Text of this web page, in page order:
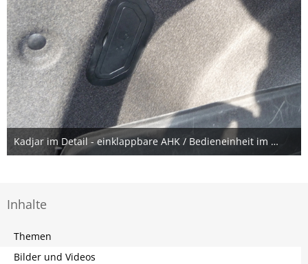
Kadjar im Detail - einklappbare AHK / Bedieneinheit im Kofferraum
10. November 2016
Inhalte
Themen
Bilder und Videos